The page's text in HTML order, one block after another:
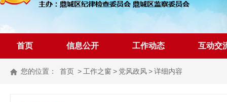
首页 信息公开 工作动态 互动交
您的位置： 首页 > 工作之窗 > 党风政风>详细内容